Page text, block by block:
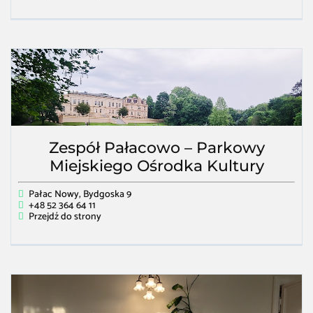
Zespół Pałacowo – Parkowy
Miejskiego Ośrodka Kultury
Pałac Nowy, Bydgoska 9
+48 52 364 64 11
Przejdź do strony